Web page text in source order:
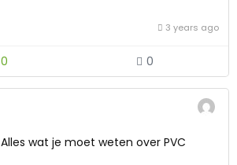
3 years ago
0 0
Alles wat je moet weten over PVC